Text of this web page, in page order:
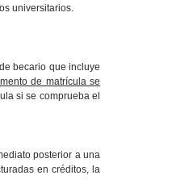
universitarios.
becario que incluye
de matrícula se
si se comprueba el
posterior a una
en créditos, la